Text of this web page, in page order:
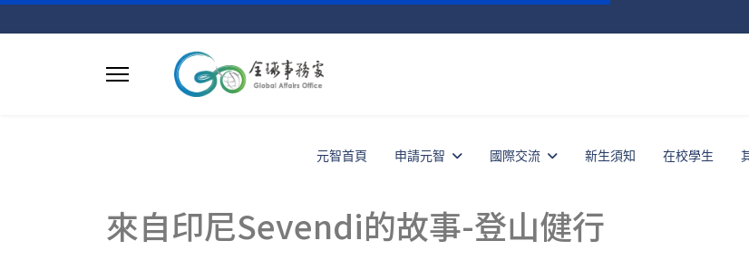
元智首頁 申請元智 國際交流 新生須知 在校學生
來自印尼Sevendi的故事-登山健行